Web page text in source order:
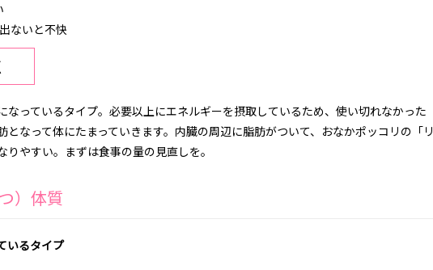
ないと不快
なっているタイプ。必要以上にエネルギーを摂取しているため、使い切れなかった
となって体にたまっていきます。内臓の周辺に脂肪がついて、おなかポッコリの「リ
りやすい。まずは食事の量の見直しを。
）体質
いるタイプ